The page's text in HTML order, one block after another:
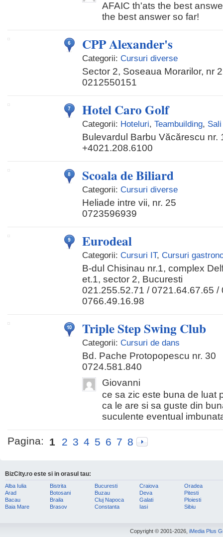
AFAIC th'ats the best
the best answer so far!
CPP Alexander's
Categorii: Cursuri diverse
Sector 2, Soseaua Morarilor, nr
0212550151
Hotel Caro Golf
Categorii: Hoteluri, Teambuilding,
Bulevardul Barbu Văcărescu nr.
+4021.208.6100
Scoala de Biliard
Categorii: Cursuri diverse
Heliade intre vii, nr. 25
0723596939
Eurodeal
Categorii: Cursuri IT, Cursuri
B-dul Chisinau nr.1, complex
et.1, sector 2, Bucuresti
021.255.52.71 / 0721.64.67.65 /
0766.49.16.98
Triple Step Swing Club
Categorii: Cursuri de dans
Bd. Pache Protopopescu nr. 30
0724.581.840
Giovanni
ce sa zic este buna de luat
ca le are si sa guste din
suculente eventual
Pagina: 1 2 3 4 5 6 7 8
BizCity.ro este si in orasul tau:
Alba Iulia
Arad
Bacau
Baia Mare
Bistrita
Botosani
Braila
Brasov
Bucuresti
Buzau
Cluj Napoca
Constanta
Craiova
Deva
Galati
Iasi
Oradea
Pitesti
Ploiesti
Sibiu
Copyright © 2001-2026, iMedia Plus